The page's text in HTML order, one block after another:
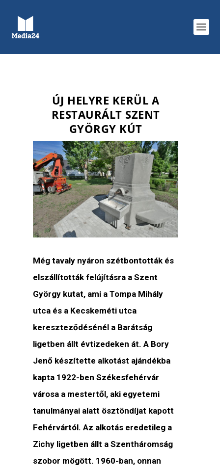
ÚJ HELYRE KERÜL A
RESTAURÁLT SZENT
GYÖRGY KÚT
Még tavaly nyáron szétbontották és
elszállították felújításra a Szent
György kutat, ami a Tompa Mihály
utca és a Kecskeméti utca
kereszteződésénél a Barátság
ligetben állt évtizedeken át. A Bory
Jenő készítette alkotást ajándékba
kapta 1922-ben Székesfehérvár
városa a mestertől, aki egyetemi
tanulmányai alatt ösztöndíjat kapott
Fehérvártól. Az alkotás eredetileg a
Zichy ligetben állt a Szentháromság
szobor mögött. 1960-ban, onnan